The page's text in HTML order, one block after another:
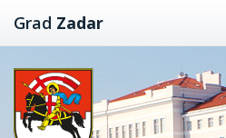
Preskoči
na
Grad Zadar